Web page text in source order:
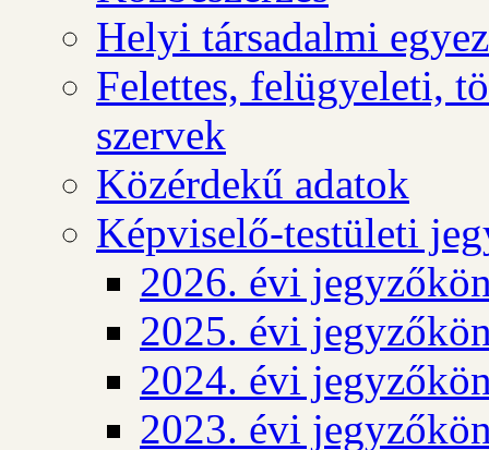
Helyi társadalmi
Felettes, felügyeleti,
szervek
Közérdekű adatok
Képviselő-testületi
2026. évi
2025. évi
2024. évi
2023. évi